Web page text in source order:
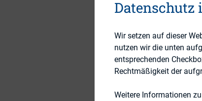
19. September 2013
Wir setzen auf dieser
nutzen wir die unten
entsprechenden
Rechtmäßigkeit der
Weitere Informationen